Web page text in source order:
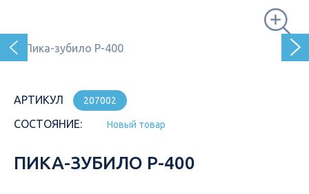
АРТИКУЛ 207002
СОСТОЯНИЕ: Новый товар
ПИКА-ЗУБИЛО P-400